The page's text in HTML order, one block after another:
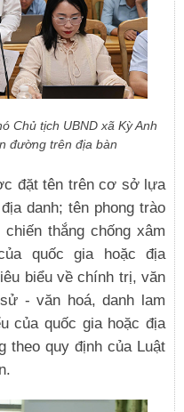
Chủ tịch UBND xã Kỳ Anh
đường trên địa bàn
đặt tên trên cơ sở lựa
danh; tên phong trào
thắng chống xâm
quốc gia hoặc địa
biểu về chính trị, văn
- văn hoá, danh lam
của quốc gia hoặc địa
theo quy định của Luật